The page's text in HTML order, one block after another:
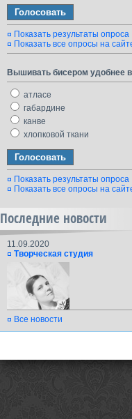
Показать результаты опроса
Показать все опросы на
Вышивать бисером удобнее
атласе
габардине
канве
хлопковой ткани
Показать результаты опроса
Показать все опросы на
Последние новости
11.09.2020
Творческая студия
Все новости